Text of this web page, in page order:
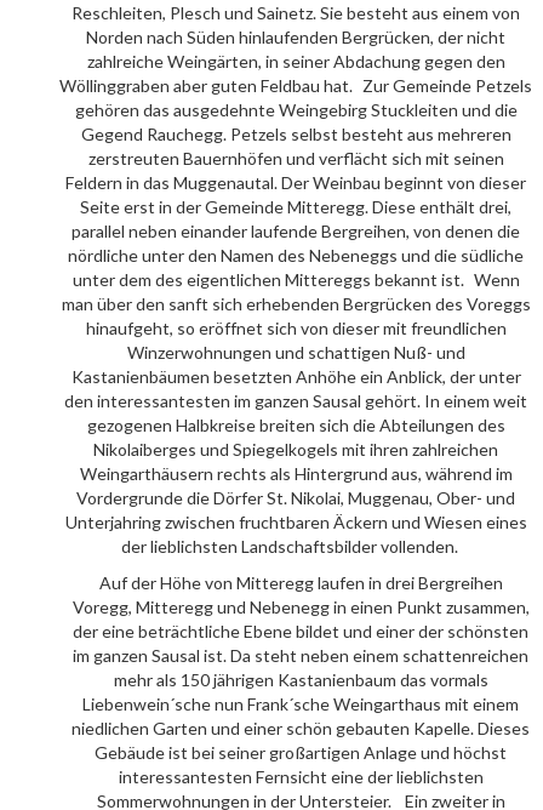
Reschleiten, Plesch und Sainetz. Sie besteht aus einem von
Norden nach Süden hinlaufenden Bergrücken, der nicht
zahlreiche Weingärten, in seiner Abdachung gegen den
Wöllinggraben aber guten Feldbau hat. Zur Gemeinde Petzels
gehören das ausgedehnte Weingebirg Stuckleiten und die
Gegend Rauchegg. Petzels selbst besteht aus mehreren
zerstreuten Bauernhöfen und verflächt sich mit seinen
Feldern in das Muggenautal. Der Weinbau beginnt von dieser
Seite erst in der Gemeinde Mitteregg. Diese enthält drei,
parallel neben einander laufende Bergreihen, von denen die
nördliche unter den Namen des Nebeneggs und die südliche
unter dem des eigentlichen Mittereggs bekannt ist. Wenn
man über den sanft sich erhebenden Bergrücken des Voreggs
hinaufgeht, so eröffnet sich von dieser mit freundlichen
Winzerwohnungen und schattigen Nuß- und
Kastanienbäumen besetzten Anhöhe ein Anblick, der unter
den interessantesten im ganzen Sausal gehört. In einem weit
gezogenen Halbkreise breiten sich die Abteilungen des
Nikolaiberges und Spiegelkogels mit ihren zahlreichen
Weingarthäusern rechts als Hintergrund aus, während im
Vordergrunde die Dörfer St. Nikolai, Muggenau, Ober- und
Unterjahring zwischen fruchtbaren Äckern und Wiesen eines
der lieblichsten Landschaftsbilder vollenden.
Auf der Höhe von Mitteregg laufen in drei Bergreihen
Voregg, Mitteregg und Nebenegg in einen Punkt zusammen,
der eine beträchtliche Ebene bildet und einer der schönsten
im ganzen Sausal ist. Da steht neben einem schattenreichen
mehr als 150 jährigen Kastanienbaum das vormals
Liebenwein´sche nun Frank´sche Weingarthaus mit einem
niedlichen Garten und einer schön gebauten Kapelle. Dieses
Gebäude ist bei seiner großartigen Anlage und höchst
interessantesten Fernsicht eine der lieblichsten
Sommerwohnungen in der Untersteier. Ein zweiter in